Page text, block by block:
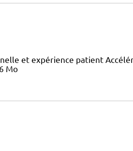
et expérience patient
Mo